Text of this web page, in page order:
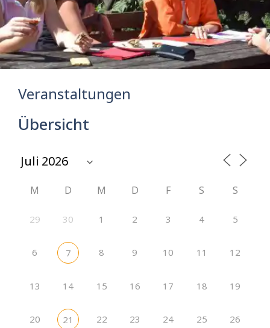
Veranstaltungen
Übersicht
month
M
D M D F S S
29 30 1 2 3 4 5
6 7 8 9 10 11 12
13 14 15 16 17 18 19
20 21 22 23 24 25 26